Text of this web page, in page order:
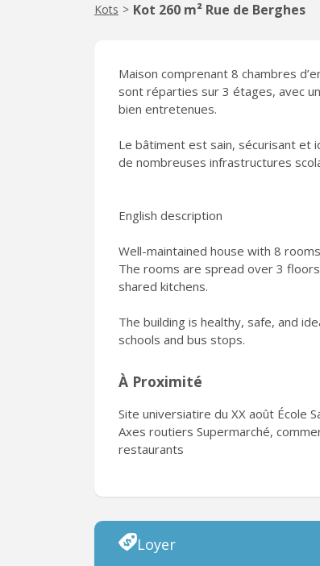
Kots > Kot 260 m² Rue de Berghes
Maison comprenant 8 chambres
sont réparties sur 3 étages, avec
bien entretenues.
Le bâtiment est sain, sécurisant et
de nombreuses infrastructures
English description
Well-maintained house with 8
The rooms are spread over 3
shared kitchens.
The building is healthy, safe, and
schools and bus stops.
À Proximité
Site universiatire du XX août École
Axes routiers Supermarché,
restaurants
Loyer